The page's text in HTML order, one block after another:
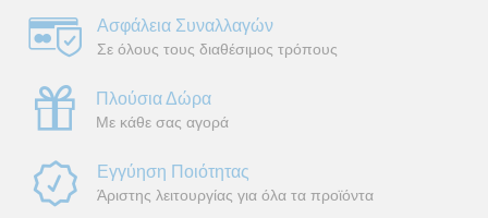
Ασφάλεια Συναλλαγών
Σε όλους τους διαθέσιμος τρόπους
Πλούσια Δώρα
Με κάθε σας αγορά
Εγγύηση Ποιότητας
Άριστης λειτουργίας για όλα τα προϊόντα